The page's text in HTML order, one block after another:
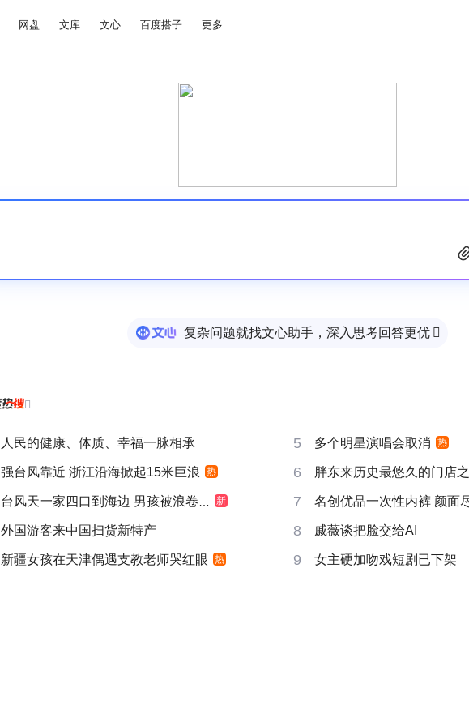
网盘 文库 文心 百度搭子 更多
复杂问题就找文心助手，深入思考回答更优 

人民的健康、体质、幸福一脉相承 5 多个明星演唱会取消 热
强台风靠近 浙江沿海掀起15米巨浪 热 6 胖东来历史最悠久的门店
台风天一家四口到海边 男孩被浪卷走 新 7 名创优品一次性内裤 颜面
外国游客来中国扫货新特产 8 戚薇谈把脸交给AI
新疆女孩在天津偶遇支教老师哭红眼 热 9 女主硬加吻戏短剧已下架